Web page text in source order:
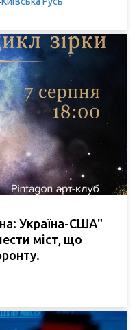
Україна-США"
міст, що